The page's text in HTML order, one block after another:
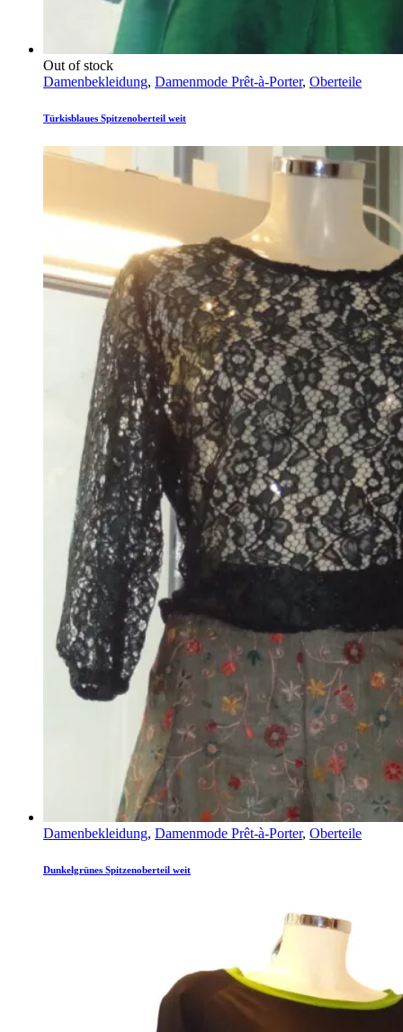
Out of stock
Damenbekleidung, Damenmode Prêt-à-Porter, Oberteile
Türkisblaues Spitzenoberteil weit
Damenbekleidung, Damenmode Prêt-à-Porter, Oberteile
Dunkelgrünes Spitzenoberteil weit